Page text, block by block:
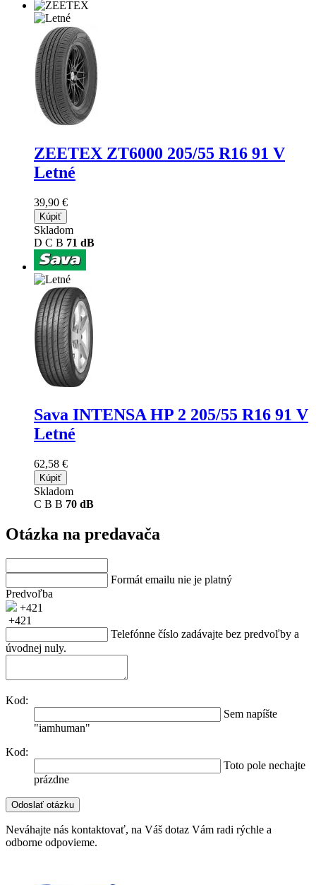
ZEETEX ZT6000 205/55 R16 91 V
Letné
39,90 €
Kúpiť
Skladom
D C B 71 dB
Sava INTENSA HP 2 205/55 R16 91 V
Letné
62,58 €
Kúpiť
Skladom
C B B 70 dB
Otázka na predavača
Formát emailu nie je platný
Predvoľba
+421
+421
Telefónne číslo zadávajte bez predvoľby a
úvodnej nuly.
Kod:
Sem napíšte
"iamhuman"
Kod:
Toto pole nechajte
prázdne
Neváhajte nás kontaktovať, na Váš dotaz Vám radi rýchle a
odborne odpovieme.